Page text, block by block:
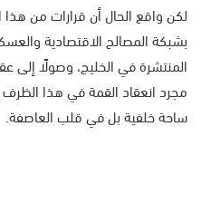
لكن واقع الحال أن قرارات من
بشبكة المصالح الاقتصادية
المنتشرة في الخليج، وصولًا إلى
مجرد انعقاد القمة في هذا الظرف
ساحة خلفية بل في قلب العاصفة.